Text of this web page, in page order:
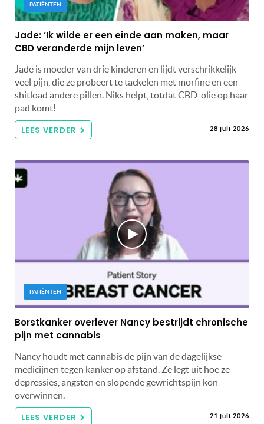
PATIËNTEN
Jade: ‘Ik wilde er een einde aan maken, maar
CBD veranderde mijn leven’
Jade is moeder van drie kinderen en lijdt verschrikkelijk
veel pijn, die ze probeert te tackelen met morfine en een
shitload andere pillen. Niks helpt, totdat CBD-olie op haar
pad komt!
LEES VERDER 28 juli 2026
PATIËNTEN
Borstkanker overlever Nancy bestrijdt chronische
pijn met cannabis
Nancy houdt met cannabis de pijn van de dagelijkse
medicijnen tegen kanker op afstand. Ze legt uit hoe ze
depressies, angsten en slopende gewrichtspijn kon
overwinnen.
LEES VERDER 21 juli 2026